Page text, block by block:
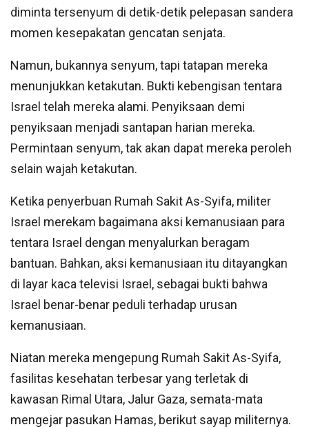
diminta tersenyum di detik-detik pelepasan sandera
momen kesepakatan gencatan senjata.
Namun, bukannya senyum, tapi tatapan mereka
menunjukkan ketakutan. Bukti kebengisan tentara
Israel telah mereka alami. Penyiksaan demi
penyiksaan menjadi santapan harian mereka.
Permintaan senyum, tak akan dapat mereka peroleh
selain wajah ketakutan.
Ketika penyerbuan Rumah Sakit As-Syifa, militer
Israel merekam bagaimana aksi kemanusiaan para
tentara Israel dengan menyalurkan beragam
bantuan. Bahkan, aksi kemanusiaan itu ditayangkan
di layar kaca televisi Israel, sebagai bukti bahwa
Israel benar-benar peduli terhadap urusan
kemanusiaan.
Niatan mereka mengepung Rumah Sakit As-Syifa,
fasilitas kesehatan terbesar yang terletak di
kawasan Rimal Utara, Jalur Gaza, semata-mata
mengejar pasukan Hamas, berikut sayap militernya.